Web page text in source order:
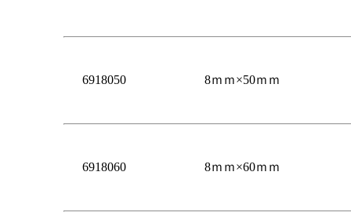
6918050 8ｍｍ×50ｍｍ
6918060 8ｍｍ×60ｍｍ